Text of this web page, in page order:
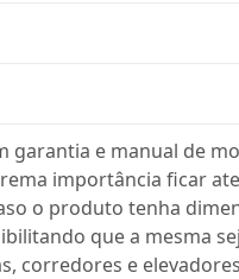
garantia e manual de
importância ficar
o produto tenha
que a mesma
corredores e